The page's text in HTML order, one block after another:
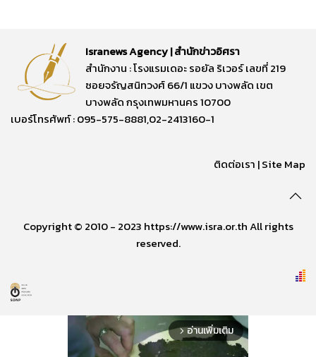
Isranews Agency | สำนักข่าวอิศรา
สำนักงาน : โรงแรมเดอะ รอยัล ริเวอร์ เลขที่ 219
ซอยจรัญสนิทวงศ์ 66/1 แขวง บางพลัด เขต
บางพลัด กรุงเทพมหานคร 10700
เบอร์โทรศัพท์ : 095-575-8881,02-2413160-1
ติดต่อเรา |Site Map
Copyright © 2010 - 2023 https://www.isra.or.th All rights
reserved.
arrow_forward_ios อ่านเพิ่มเติม